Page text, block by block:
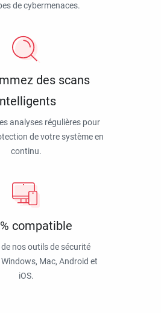
de cybermenaces.
des scans
analyses régulières pour
de votre système en
continu.
compatible
nos outils de sécurité
Mac, Android et
iOS.